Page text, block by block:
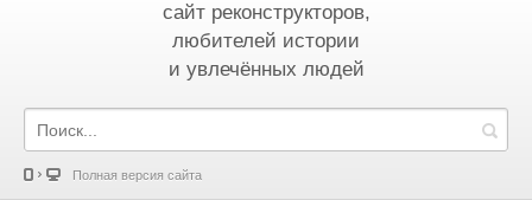
сайт реконструкторов,
любителей истории
и увлечённых людей
Полная версия сайта